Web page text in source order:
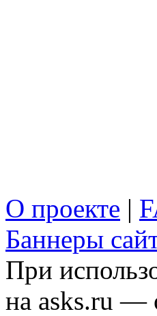
О проекте |
Баннеры
При
на asks.ru —